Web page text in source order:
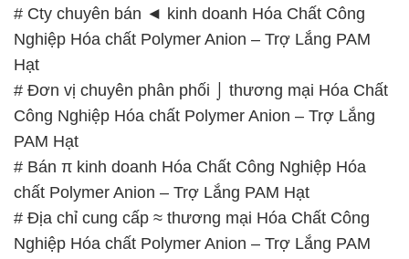
# Cty chuyên bán ◄ kinh doanh Hóa Chất Công
Nghiệp Hóa chất Polymer Anion – Trợ Lắng PAM
Hạt
# Đơn vị chuyên phân phối ⌡ thương mại Hóa Chất
Công Nghiệp Hóa chất Polymer Anion – Trợ Lắng
PAM Hạt
# Bán π kinh doanh Hóa Chất Công Nghiệp Hóa
chất Polymer Anion – Trợ Lắng PAM Hạt
# Địa chỉ cung cấp ≈ thương mại Hóa Chất Công
Nghiệp Hóa chất Polymer Anion – Trợ Lắng PAM